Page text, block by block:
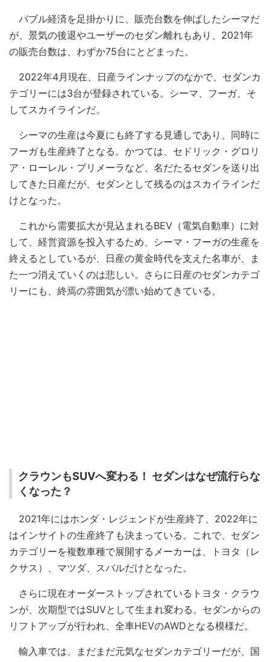
バブル経済を足掛かりに、販売台数を伸ばしたシーマだ
が、景気の後退やユーザーのセダン離れもあり、2021年
の販売台数は、わずか75台にとどまった。
2022年4月現在、日産ラインナップのなかで、セダンカ
テゴリーには3台が登録されている。シーマ、フーガ、そ
してスカイラインだ。
シーマの生産は今夏にも終了する見通しであり、同時に
フーガも生産終了となる。かつては、セドリック・グロリ
ア・ローレル・プリメーラなど、名だたるセダンを送り出
してきた日産だが、セダンとして残るのはスカイラインだ
けとなった。
これから需要拡大が見込まれるBEV（電気自動車）に対
して、経営資源を投入するため、シーマ・フーガの生産を
終えるとしているが、日産の黄金時代を支えた名車が、ま
た一つ消えていくのは悲しい。さらに日産のセダンカテゴ
リーにも、終焉の雰囲気が漂い始めてきている。
クラウンもSUVへ変わる！ セダンはなぜ流行らな
くなった？
2021年にはホンダ・レジェンドが生産終了、2022年に
はインサイトの生産終了も決まっている。これで、セダン
カテゴリーを複数車種で展開するメーカーは、トヨタ（レ
クサス）、マツダ、スバルだけとなった。
さらに現在オーダーストップされているトヨタ・クラウ
ンが、次期型ではSUVとして生まれ変わる。セダンからの
リフトアップが行われ、全車HEVのAWDとなる模様だ。
輸入車では、まだまだ元気なセダンカテゴリーだが、国